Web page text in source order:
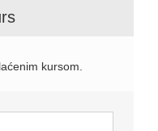
kursom.